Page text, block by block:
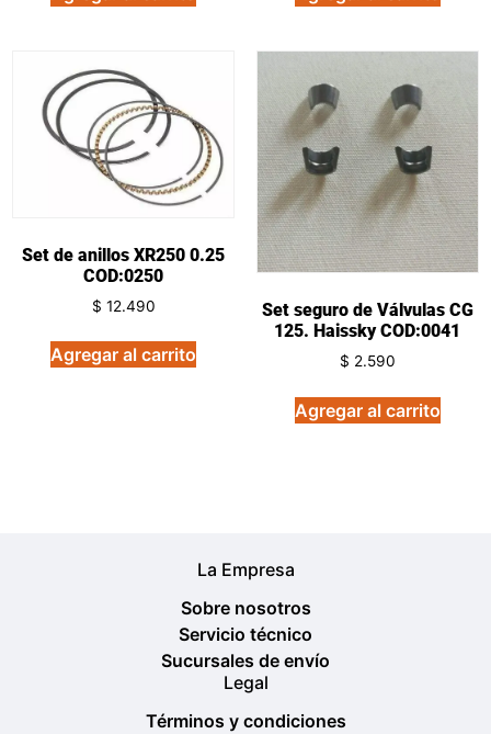
Set de anillos XR250 0.25
COD:0250
$ 12.490
Agregar al carrito
Set seguro de Válvulas CG
125. Haissky COD:0041
$ 2.590
Agregar al carrito
La Empresa
Sobre nosotros
Servicio técnico
Sucursales de envío
Legal
Términos y condiciones